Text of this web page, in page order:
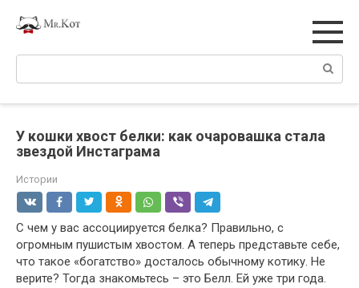
Поиск:
У кошки хвост белки: как очаровашка стала
звездой Инстаграма
Истории
С чем у вас ассоциируется белка? Правильно, с
огромным пушистым хвостом. А теперь представьте себе,
что такое «богатство» досталось обычному котику. Не
верите? Тогда знакомьтесь – это Белл. Ей уже три года.